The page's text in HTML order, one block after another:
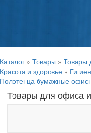
Каталог » Товары » Товары
Красота и здоровье »
Полотенца бумажные
Товары для офиса